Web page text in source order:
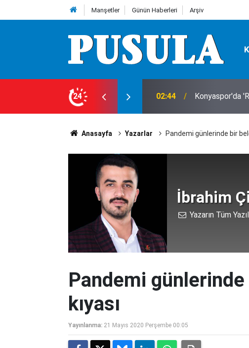
Manşetler Günün Haberleri Arşiv
24
02:44 Konyaspor'da
00:00 Araç kiralama
Anasayfa Yazarlar Pandemi günlerinde bir
İbrahim
Yazarın Tüm
Pandemi
kıyası
Yayınlanma: 21 Mayıs 2020 Perşembe 00:05